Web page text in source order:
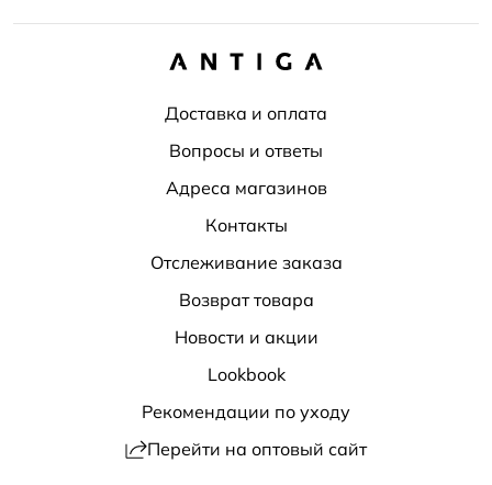
Доставка и оплата
Вопросы и ответы
Адреса магазинов
Контакты
Отслеживание заказа
Возврат товара
Новости и акции
Lookbook
Рекомендации по уходу
Перейти на оптовый сайт